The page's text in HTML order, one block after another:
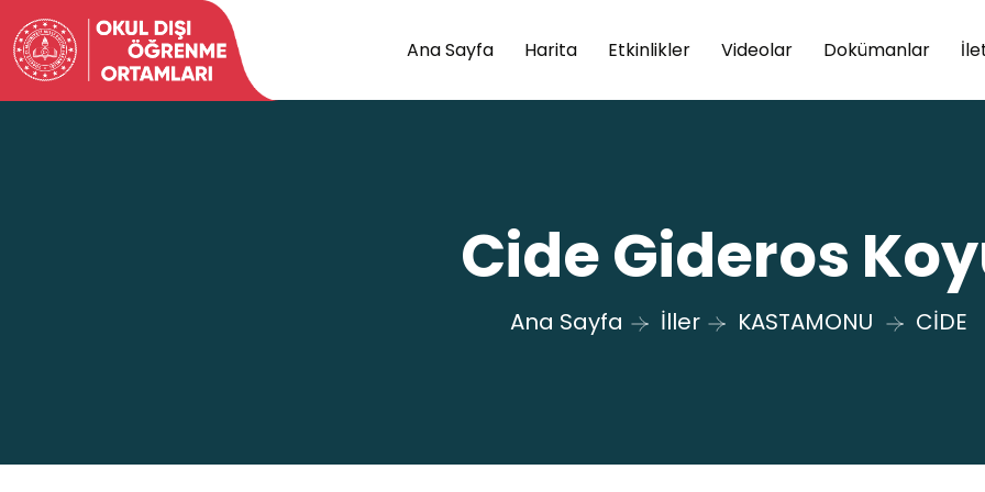
Ana Sayfa Harita Etkinlikler Videolar Dokümanlar
Cide Gideros
Ana Sayfa İller KASTAMONU CİDE